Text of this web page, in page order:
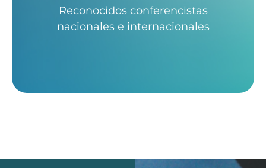
Reconocidos conferencistas
nacionales e internacionales